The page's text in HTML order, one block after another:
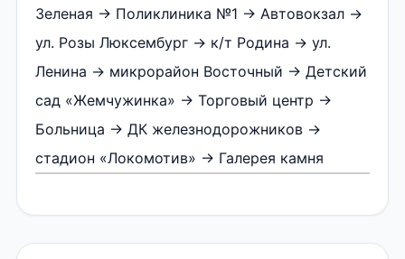
Зеленая → Поликлиника №1 → Автовокзал →
ул. Розы Люксембург → к/т Родина → ул.
Ленина → микрорайон Восточный → Детский
сад «Жемчужинка» → Торговый центр →
Больница → ДК железнодорожников →
стадион «Локомотив» → Галерея камня